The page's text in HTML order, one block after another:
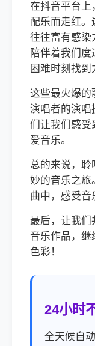
在抖音平台上
配乐而走红。
往往富有感染
陪伴着我们
困难时刻找到
这些最火爆的
演唱者的演唱
们让我们感受
爱音乐。
总的来说，聆
妙的音乐之旅
曲中，感受音
最后，让我们
音乐作品，继
色彩！
24小时
全天候自